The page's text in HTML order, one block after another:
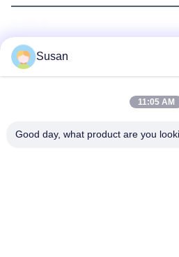
Susan
11:05 AM
Good day, what product are you